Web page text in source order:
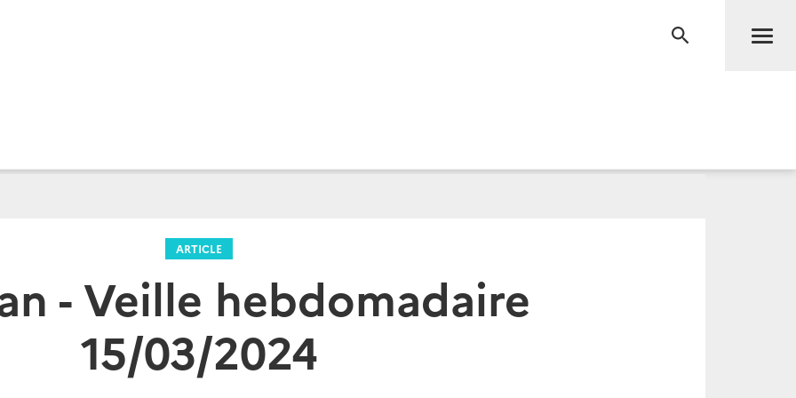
RECHERCHE
ARTICLE
- Veille hebdomadaire
15/03/2024